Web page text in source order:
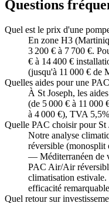
Questions
Quel est le prix d'une
En zone H3
3 200 € à 7 700 €.
€ à 14 400 €
(jusqu'à 11 000 € de
Quelles aides pour une
À St Joseph, les
(de 5 000 € à 11 000
à 4 000 €), TVA
Quelle PAC choisir pour St
Notre analyse
réversible
— Méditerranéen de
PAC Air/Air
climatisation
efficacité
Quel retour sur